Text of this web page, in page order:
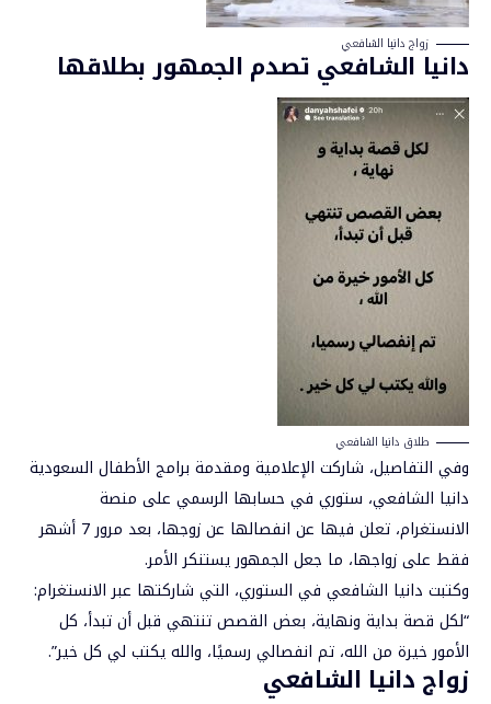
زواج دانيا الشافعي
دانيا الشافعي تصدم الجمهور بطلاقها
طلاق دانيا الشافعي
وفي التفاصيل، شاركت الإعلامية ومقدمة برامج الأطفال السعودية
دانيا الشافعي، ستوري في حسابها الرسمي على منصة
الانستغرام، تعلن فيها عن انفصالها عن زوجها، بعد مرور 7 أشهر
فقط على زواجها، ما جعل الجمهور يستنكر الأمر.
وكتبت دانيا الشافعي في الستوري، التي شاركتها عبر الانستغرام:
“لكل قصة بداية ونهاية، بعض القصص تنتهي قبل أن تبدأ، كل
الأمور خيرة من الله، تم انفصالي رسميًا، والله يكتب لي كل خير”.
زواج دانيا الشافعي